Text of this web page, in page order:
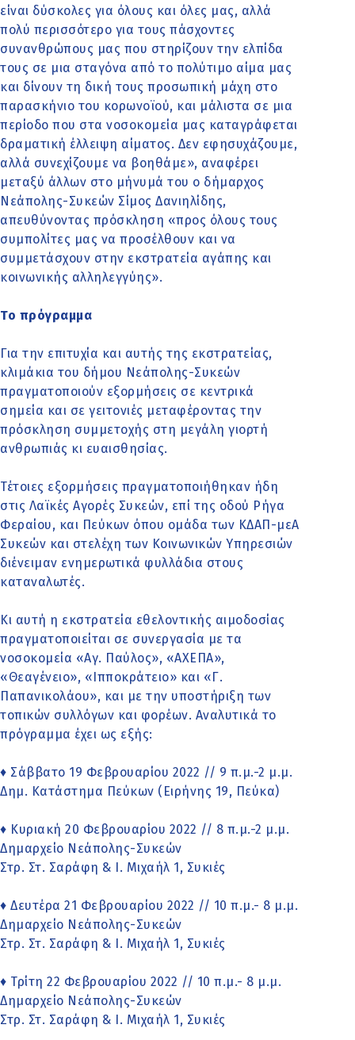
είναι δύσκολες για όλους και όλες μας, αλλά
πολύ περισσότερο για τους πάσχοντες
συνανθρώπους μας που στηρίζουν την ελπίδα
τους σε μια σταγόνα από το πολύτιμο αίμα μας
και δίνουν τη δική τους προσωπική μάχη στο
παρασκήνιο του κορωνοϊού, και μάλιστα σε μια
περίοδο που στα νοσοκομεία μας καταγράφεται
δραματική έλλειψη αίματος. Δεν εφησυχάζουμε,
αλλά συνεχίζουμε να βοηθάμε», αναφέρει
μεταξύ άλλων στο μήνυμά του ο δήμαρχος
Νεάπολης-Συκεών Σίμος Δανιηλίδης,
απευθύνοντας πρόσκληση «προς όλους τους
συμπολίτες μας να προσέλθουν και να
συμμετάσχουν στην εκστρατεία αγάπης και
κοινωνικής αλληλεγγύης».
Το πρόγραμμα
Για την επιτυχία και αυτής της εκστρατείας,
κλιμάκια του δήμου Νεάπολης-Συκεών
πραγματοποιούν εξορμήσεις σε κεντρικά
σημεία και σε γειτονιές μεταφέροντας την
πρόσκληση συμμετοχής στη μεγάλη γιορτή
ανθρωπιάς κι ευαισθησίας.
Τέτοιες εξορμήσεις πραγματοποιήθηκαν ήδη
στις Λαϊκές Αγορές Συκεών, επί της οδού Ρήγα
Φεραίου, και Πεύκων όπου ομάδα των ΚΔΑΠ-μεΑ
Συκεών και στελέχη των Κοινωνικών Υπηρεσιών
διένειμαν ενημερωτικά φυλλάδια στους
καταναλωτές.
Κι αυτή η εκστρατεία εθελοντικής αιμοδοσίας
πραγματοποιείται σε συνεργασία με τα
νοσοκομεία «Αγ. Παύλος», «ΑΧΕΠΑ»,
«Θεαγένειο», «Ιπποκράτειο» και «Γ.
Παπανικολάου», και με την υποστήριξη των
τοπικών συλλόγων και φορέων. Αναλυτικά το
πρόγραμμα έχει ως εξής:
♦ Σάββατο 19 Φεβρουαρίου 2022 // 9 π.μ.-2 μ.μ.
Δημ. Κατάστημα Πεύκων (Ειρήνης 19, Πεύκα)
♦ Κυριακή 20 Φεβρουαρίου 2022 // 8 π.μ.-2 μ.μ.
Δημαρχείο Νεάπολης-Συκεών
Στρ. Στ. Σαράφη & Ι. Μιχαήλ 1, Συκιές
♦ Δευτέρα 21 Φεβρουαρίου 2022 // 10 π.μ.- 8 μ.μ.
Δημαρχείο Νεάπολης-Συκεών
Στρ. Στ. Σαράφη & Ι. Μιχαήλ 1, Συκιές
♦ Τρίτη 22 Φεβρουαρίου 2022 // 10 π.μ.- 8 μ.μ.
Δημαρχείο Νεάπολης-Συκεών
Στρ. Στ. Σαράφη & Ι. Μιχαήλ 1, Συκιές